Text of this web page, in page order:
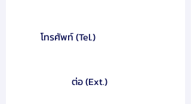
โทรศัพท์ (Tel.)
ต่อ (Ext.)